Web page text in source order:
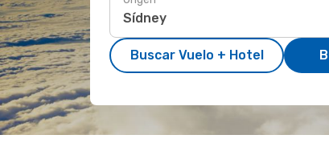
Buscar Vuelo + Hotel